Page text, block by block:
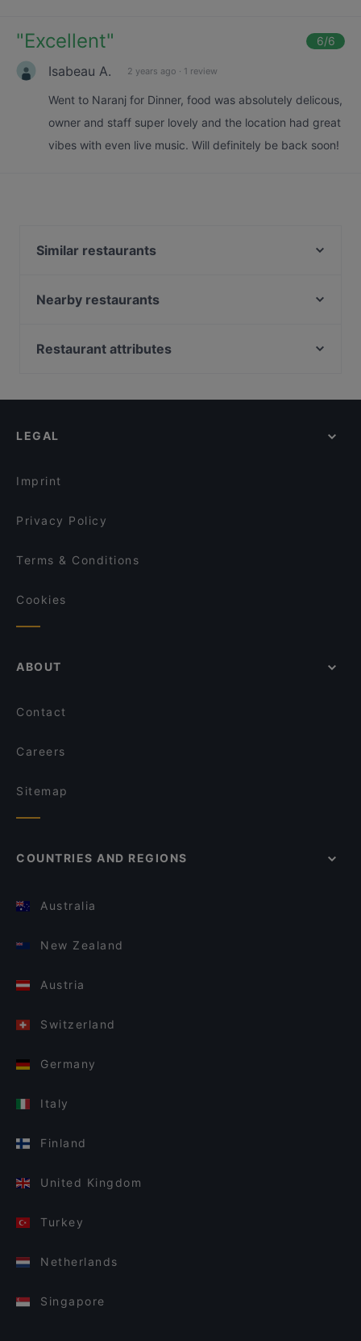
"Excellent" 6/6
Isabeau A. 2 years ago · 1 review
Went to Naranj for Dinner, food was absolutely delicous,
owner and staff super lovely and the location had great
vibes with even live music. Will definitely be back soon!
Similar restaurants
Stock und Stein
Trattoria LaFamiglia
Bariton
Nearby restaurants
Bami 789 Thai food and drinks
MIO-1989
Café Brunchella
Restaurant attributes
Restaurants For Groups in Berlin
LEGAL
Imprint
Privacy Policy
Terms & Conditions
Cookies
ABOUT
Contact
Careers
Sitemap
COUNTRIES AND REGIONS
Australia
New Zealand
Austria
Switzerland
Germany
Italy
Finland
United Kingdom
Turkey
Netherlands
Singapore